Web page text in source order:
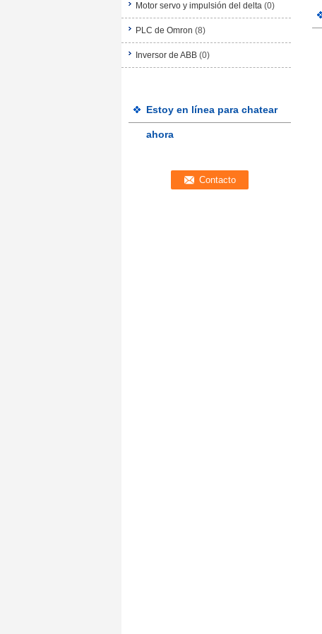
Motor servo y impulsión del delta (0)
PLC de Omron (8)
Inversor de ABB (0)
Estoy en línea para chatear
ahora